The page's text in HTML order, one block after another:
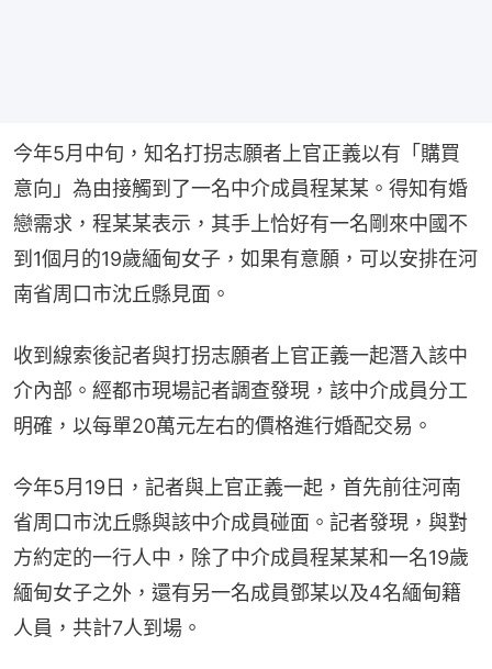
今年5月中旬，知名打拐志願者上官正義以有「購買
意向」為由接觸到了一名中介成員程某某。得知有婚
戀需求，程某某表示，其手上恰好有一名剛來中國不
到1個月的19歲緬甸女子，如果有意願，可以安排在河
南省周口市沈丘縣見面。
收到線索後記者與打拐志願者上官正義一起潛入該中
介內部。經都市現場記者調查發現，該中介成員分工
明確，以每單20萬元左右的價格進行婚配交易。
今年5月19日，記者與上官正義一起，首先前往河南
省周口市沈丘縣與該中介成員碰面。記者發現，與對
方約定的一行人中，除了中介成員程某某和一名19歲
緬甸女子之外，還有另一名成員鄧某以及4名緬甸籍
人員，共計7人到場。